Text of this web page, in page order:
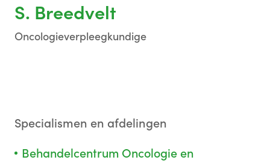
S. Breedvelt
Oncologieverpleegkundige
Specialismen en afdelingen
Behandelcentrum Oncologie en